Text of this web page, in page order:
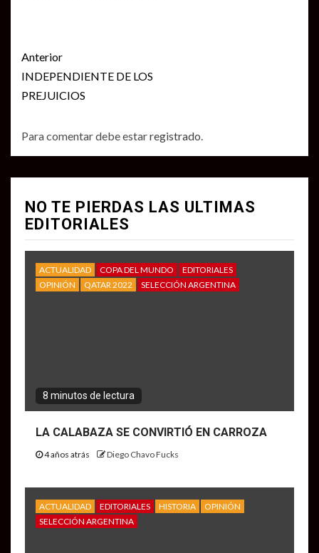
Seguir
leyendo
Anterior
INDEPENDIENTE DE LOS
PREJUICIOS
Para comentar debe estarregistrado.
NO TE PIERDAS LAS ULTIMAS
EDITORIALES
ACTUALIDAD COPA DEL MUNDO
EDITORIALES
OPINIÓN
QATAR 2022 SELECCIÓN ARGENTINA
8 minutos de lectura
LA CALABAZA SE CONVIRTIÓ EN CARROZA
4 años atrás Diego Chavo Fucks
ACTUALIDAD EDITORIALES HISTORIA
OPINIÓN
SELECCIÓN ARGENTINA